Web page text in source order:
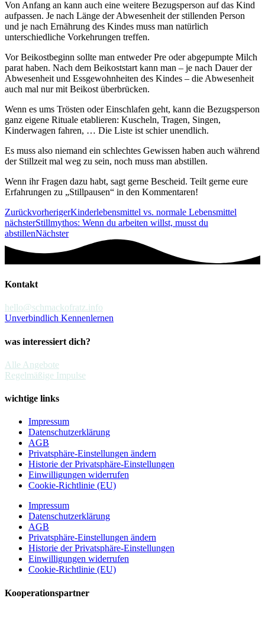
Von Anfang an kann auch eine weitere Bezugsperson auf das Kind
aufpassen. Je nach Länge der Abwesenheit der stillenden Person
und je nach Ernährung des Kindes muss man natürlich
unterschiedliche Vorkehrungen treffen.
Vor Beikostbeginn sollte man entweder Pre oder abgepumpte Milch
parat haben. Nach dem Beikoststart kann man – je nach Dauer der
Abwesenheit und Essgewohnheiten des Kindes – die Abwesenheit
auch mal nur mit Beikost überbrücken.
Wenn es ums Trösten oder Einschlafen geht, kann die Bezugsperson
ganz eigene Rituale etablieren: Kuscheln, Tragen, Singen,
Kinderwagen fahren, … Die Liste ist schier unendlich.
Es muss also niemand ein schlechtes Gewissen haben auch während
der Stillzeit mal weg zu sein, noch muss man abstillen.
Wenn ihr Fragen dazu habt, sagt gerne Bescheid. Teilt gerne eure
Erfahrungen zu „Stillpausen“ in den Kommentaren!
ZurückvorherigerKinderlebensmittel vs. normale Lebensmittel
nächsterStillmythos: Wenn du arbeiten willst, musst du
abstillenNächster
Kontakt
hello@schmackofratz.info
Unverbindlich Kennenlernen
was interessiert dich?
Alle Angebote
Regelmäßige Impulse
wichtige links
Impressum
Datenschutzerklärung
AGB
Privatsphäre-Einstellungen ändern
Historie der Privatsphäre-Einstellungen
Einwilligungen widerrufen
Cookie-Richtlinie (EU)
Impressum
Datenschutzerklärung
AGB
Privatsphäre-Einstellungen ändern
Historie der Privatsphäre-Einstellungen
Einwilligungen widerrufen
Cookie-Richtlinie (EU)
Kooperationspartner